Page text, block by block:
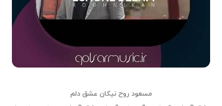
مسعود روح نیکان عشق دلم